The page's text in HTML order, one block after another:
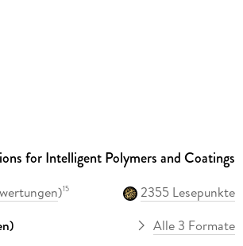
for Intelligent Polymers and Coatings
)15
2355 Lesepunkte
Alle 3 Formate